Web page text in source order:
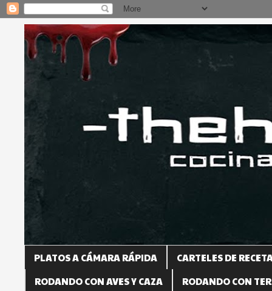
PLATOS A CÁMARA RÁPIDA
CARTELES DE
RODANDO CON AVES Y CAZA
RODANDO CON